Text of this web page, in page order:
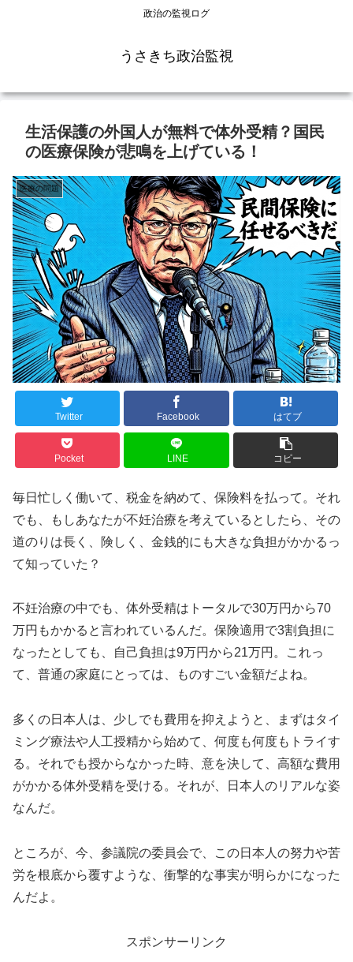
政治の監視ログ
うさきち政治監視
生活保護の外国人が無料で体外受精？国民
の医療保険が悲鳴を上げている！
医療の問題
Twitter Facebook はてブ
Pocket LINE コピー
毎日忙しく働いて、税金を納めて、保険料を払って。それ
でも、もしあなたが不妊治療を考えているとしたら、その
道のりは長く、険しく、金銭的にも大きな負担がかかるっ
て知っていた？
不妊治療の中でも、体外受精はトータルで30万円から70
万円もかかると言われているんだ。保険適用で3割負担に
なったとしても、自己負担は9万円から21万円。これっ
て、普通の家庭にとっては、ものすごい金額だよね。
多くの日本人は、少しでも費用を抑えようと、まずはタイ
ミング療法や人工授精から始めて、何度も何度もトライす
る。それでも授からなかった時、意を決して、高額な費用
がかかる体外受精を受ける。それが、日本人のリアルな姿
なんだ。
ところが、今、参議院の委員会で、この日本人の努力や苦
労を根底から覆すような、衝撃的な事実が明らかになった
んだよ。
スポンサーリンク